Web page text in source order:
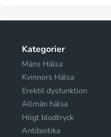
Kategorier
Mäns Hälsa
Kvinnors Hälsa
Erektil dysfunktion
Allmän hälsa
Högt blodtryck
Antibiotika